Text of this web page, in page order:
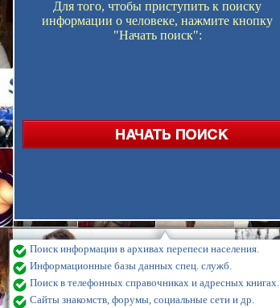
Для того, чтобы приступить к поиску
информации о человеке, нажмите кнопку
"Начать поиск":
Поиск информации в архивах перепеси населения.
Информационные базы данных спец. служб.
Поиск в телефонных справочниках и адресных книгах.
Сайты знакомств, форумы, социальные сети и др.